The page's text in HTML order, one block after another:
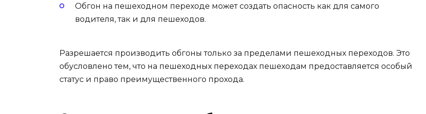
Обгон на пешеходном переходе может создать опасность как для самого
водителя, так и для пешеходов.
Разрешается производить обгоны только за пределами пешеходных переходов. Это
обусловлено тем, что на пешеходных переходах пешеходам предоставляется особый
статус и право преимущественного прохода.